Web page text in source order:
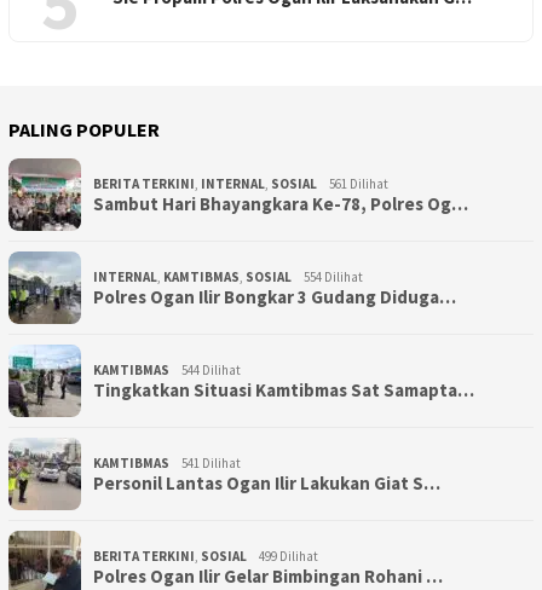
PALING POPULER
BERITA TERKINI, INTERNAL, SOSIAL 561 Dilihat
Sambut Hari Bhayangkara Ke-78, Polres Og…
INTERNAL, KAMTIBMAS, SOSIAL 554 Dilihat
Polres Ogan Ilir Bongkar 3 Gudang Diduga…
KAMTIBMAS 544 Dilihat
Tingkatkan Situasi Kamtibmas Sat Samapta…
KAMTIBMAS 541 Dilihat
Personil Lantas Ogan Ilir Lakukan Giat S…
BERITA TERKINI, SOSIAL 499 Dilihat
Polres Ogan Ilir Gelar Bimbingan Rohani …